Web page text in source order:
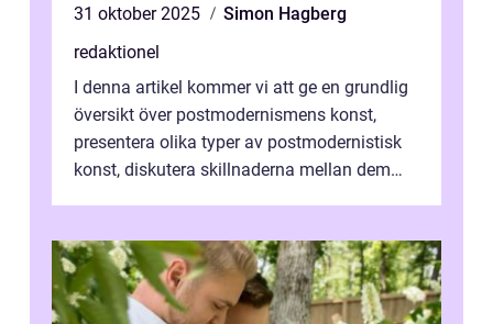
31 oktober 2025
Simon Hagberg
redaktionel
I denna artikel kommer vi att ge en grundlig
översikt över postmodernismens konst,
presentera olika typer av postmodernistisk
konst, diskutera skillnaderna mellan dem